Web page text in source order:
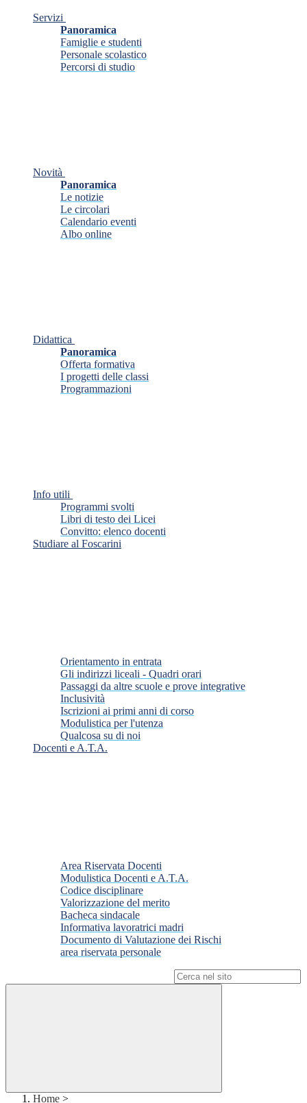
Servizi
Panoramica
Famiglie e studenti
Personale scolastico
Percorsi di studio
Novità
Panoramica
Le notizie
Le circolari
Calendario eventi
Albo online
Didattica
Panoramica
Offerta formativa
I progetti delle classi
Programmazioni
Info utili
Programmi svolti
Libri di testo dei Licei
Convitto: elenco docenti
Studiare al Foscarini
Orientamento in entrata
Gli indirizzi liceali - Quadri orari
Passaggi da altre scuole e prove integrative
Inclusività
Iscrizioni ai primi anni di corso
Modulistica per l'utenza
Qualcosa su di noi
Docenti e A.T.A.
Area Riservata Docenti
Modulistica Docenti e A.T.A.
Codice disciplinare
Valorizzazione del merito
Bacheca sindacale
Informativa lavoratrici madri
Documento di Valutazione dei Rischi
area riservata personale
Home >